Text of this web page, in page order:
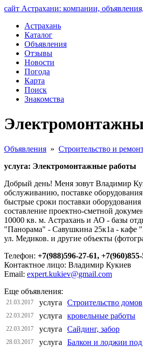
сайт Астрахани: компании,
Астрахань
Каталог
Объявления
Отзывы
Новости
Погода
Карта
Поиск
Знакомства
Объявления » Строительство и
услуга: Электромонтажные работы
Добрый день! Меня зовут Владимир
обслуживанию, поставке
быстрые сроки поставки
составление проектно-сметной
10000 кв. м. Астрахань и АО - базы
"Панорама" - Савушкина 25к1а - кафе
ул. Медиков. и другие объекты
Телефон: +7(988)596-27-61,
Контактное лицо: Владимир Кукиев
Email: expert.kukiev@gmail.com
Еще объявления:
21.03.2017 услуга Строительство домов
22.03.2017 услуга кровельные работы
22.03.2017 услуга Сайдинг, забор
28.03.2017 услуга Балкон и лоджии